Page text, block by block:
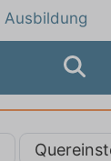
Ausbildung